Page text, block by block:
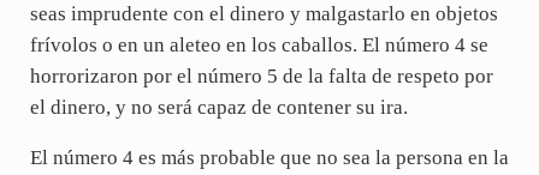
seas imprudente con el dinero y malgastarlo en objetos
frívolos o en un aleteo en los caballos. El número 4 se
horrorizaron por el número 5 de la falta de respeto por
el dinero, y no será capaz de contener su ira.
El número 4 es más probable que no sea la persona en la